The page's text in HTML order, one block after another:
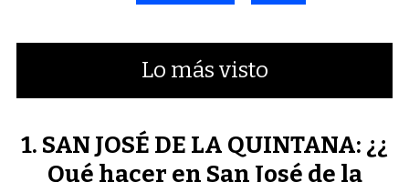
Lo más visto
SAN JOSÉ DE LA QUINTANA: ¿¿
Qué hacer en San José de la